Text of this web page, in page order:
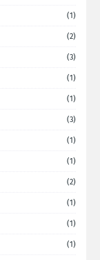
(1)
(2)
(3)
(1)
(1)
(3)
(1)
(1)
(2)
(1)
(1)
(1)